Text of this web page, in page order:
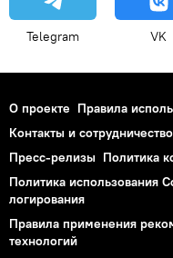
Telegram VK
О проекте Правила
Контакты и сотрудничество
Пресс-релизы Политика
Политика использования
логирования
Правила применения
технологий